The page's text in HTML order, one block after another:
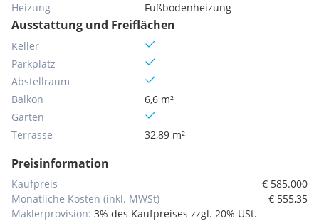
Heizung
Fußbodenheizung
Ausstattung und Freiflächen
Keller
Parkplatz
Abstellraum
Balkon
6,6 m²
Garten
Terrasse
32,89 m²
Preisinformation
Kaufpreis
€ 585.000
Monatliche Kosten (inkl. MWSt)
€ 555,35
Maklerprovision: 3% des Kaufpreises zzgl. 20% USt.